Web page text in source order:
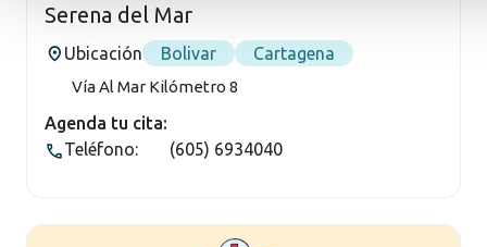
Serena del Mar
Ubicación Bolivar Cartagena
Vía Al Mar Kilómetro 8
Agenda tu cita:
Teléfono:
(605) 6934040